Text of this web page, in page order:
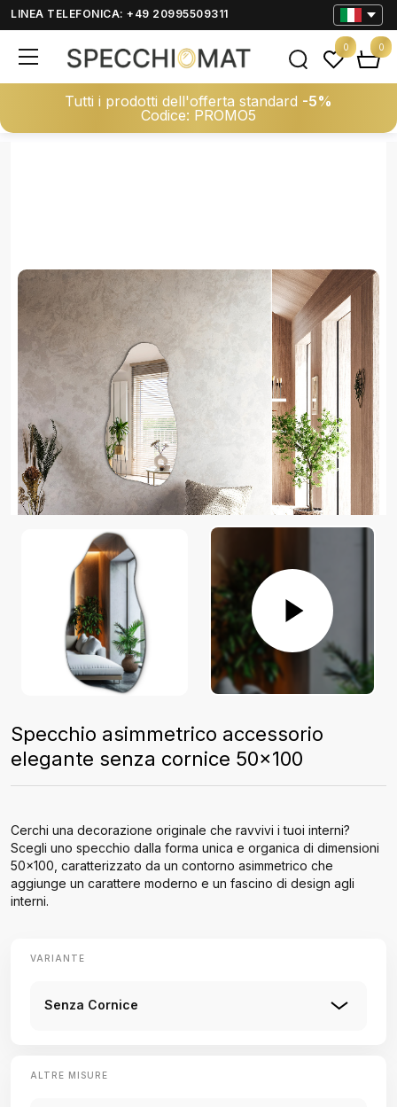
LINEA TELEFONICA: +49 20995509311
Tutti i prodotti dell'offerta standard -5%
Codice: PROMO5
0 0
Specchio asimmetrico accessorio
elegante senza cornice 50x100
Cerchi una decorazione originale che ravvivi i tuoi interni?
Scegli uno specchio dalla forma unica e organica di dimensioni
50x100, caratterizzato da un contorno asimmetrico che
aggiunge un carattere moderno e un fascino di design agli
interni.
VARIANTE
Senza Cornice
ALTRE MISURE